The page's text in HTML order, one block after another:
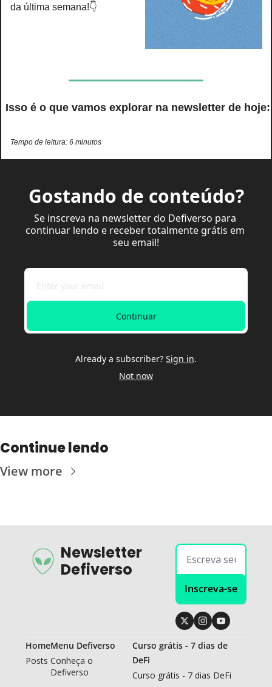
da última semana!👇
Isso é o que vamos explorar na newsletter de hoje:
Tempo de leitura: 6 minutos
Gostando de conteúdo?
Se inscreva na newsletter do Defiverso para
continuar lendo e receber totalmente grátis em
seu email!
Continuar
Already a subscriber? Sign in.
Not now
Continue lendo
View more
Newsletter
Defiverso
Inscreva-se
Home
Posts
Menu Defiverso
Conheça o
Defiverso
Curso grátis - 7 dias de
DeFi
Curso grátis - 7 dias DeFi